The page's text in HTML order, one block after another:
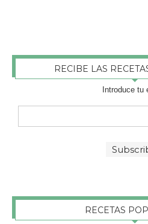
RECIBE LAS
Introduce tu
RECETAS